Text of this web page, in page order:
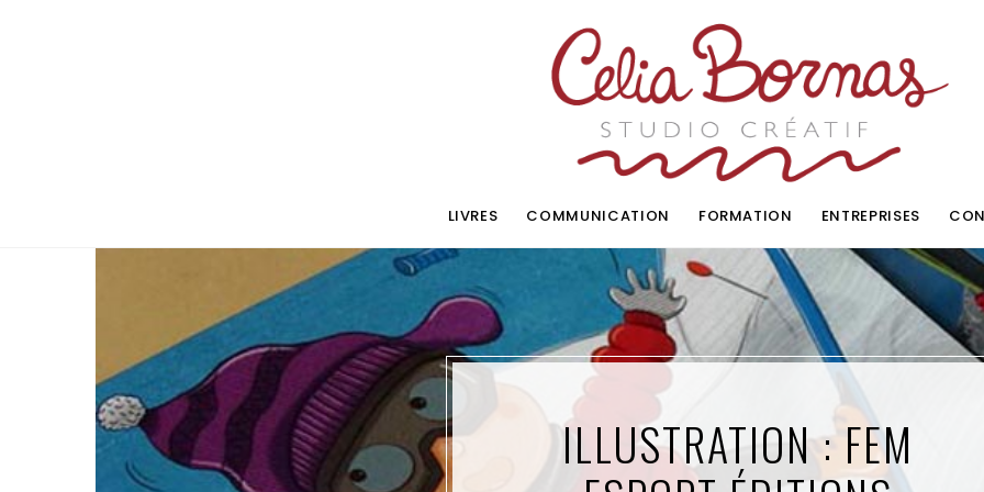
LIVRES COMMUNICATION FORMATION ENTREPRISES
ILLUSTRATION : FEM